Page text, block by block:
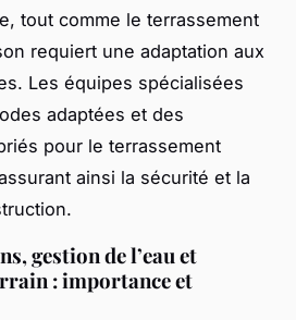
tout comme le terrassement
requiert une adaptation aux
Les équipes spécialisées
adaptées et des
pour le terrassement
ainsi la sécurité et la
gestion de l’eau et
: importance et